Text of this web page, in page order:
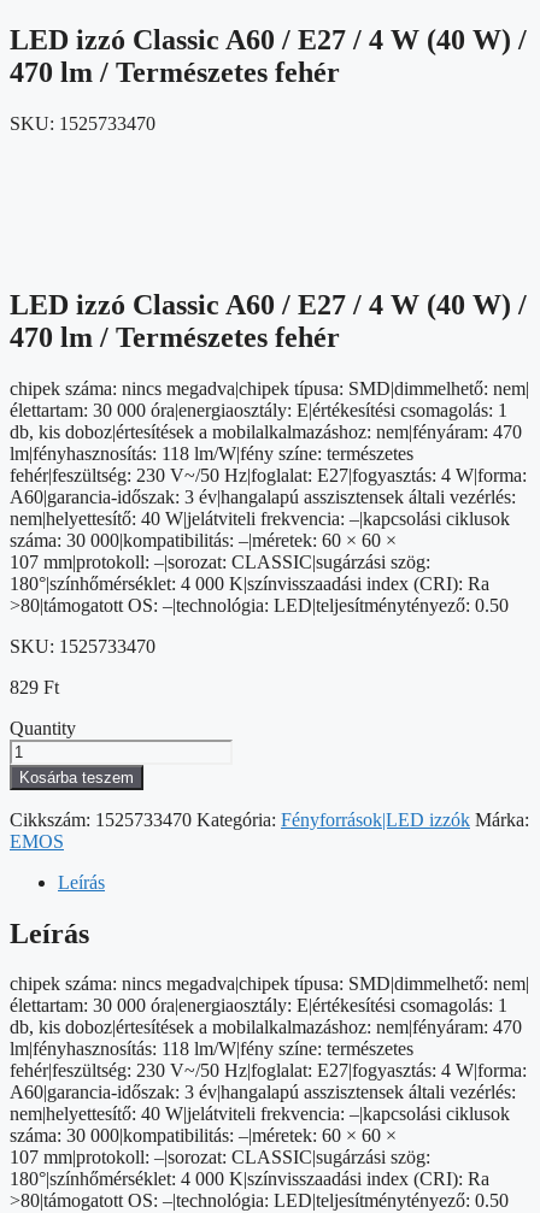
LED izzó Classic A60 / E27 / 4 W (40 W) /
470 lm / Természetes fehér
SKU: 1525733470
LED izzó Classic A60 / E27 / 4 W (40 W) /
470 lm / Természetes fehér
chipek száma: nincs megadva|chipek típusa: SMD|dimmelhető: nem|
élettartam: 30 000 óra|energiaosztály: E|értékesítési csomagolás: 1
db, kis doboz|értesítések a mobilalkalmazáshoz: nem|fényáram: 470
lm|fényhasznosítás: 118 lm/W|fény színe: természetes
fehér|feszültség: 230 V~/50 Hz|foglalat: E27|fogyasztás: 4 W|forma:
A60|garancia-időszak: 3 év|hangalapú asszisztensek általi vezérlés:
nem|helyettesítő: 40 W|jelátviteli frekvencia: –|kapcsolási ciklusok
száma: 30 000|kompatibilitás: –|méretek: 60 × 60 ×
107 mm|protokoll: –|sorozat: CLASSIC|sugárzási szög:
180°|színhőmérséklet: 4 000 K|színvisszaadási index (CRI): Ra
>80|támogatott OS: –|technológia: LED|teljesítménytényező: 0.50
SKU: 1525733470
829 Ft
Quantity
LED
izzó
Classic
A60
/
E27
W
(40
/
470
lm
/
Természetes
fehér
mennyiség
Kosárba teszem
Cikkszám: 1525733470 Kategória: Fényforrások|LED izzók Márka:
EMOS
Leírás
Leírás
chipek száma: nincs megadva|chipek típusa: SMD|dimmelhető: nem|
élettartam: 30 000 óra|energiaosztály: E|értékesítési csomagolás: 1
db, kis doboz|értesítések a mobilalkalmazáshoz: nem|fényáram: 470
lm|fényhasznosítás: 118 lm/W|fény színe: természetes
fehér|feszültség: 230 V~/50 Hz|foglalat: E27|fogyasztás: 4 W|forma:
A60|garancia-időszak: 3 év|hangalapú asszisztensek általi vezérlés:
nem|helyettesítő: 40 W|jelátviteli frekvencia: –|kapcsolási ciklusok
száma: 30 000|kompatibilitás: –|méretek: 60 × 60 ×
107 mm|protokoll: –|sorozat: CLASSIC|sugárzási szög:
180°|színhőmérséklet: 4 000 K|színvisszaadási index (CRI): Ra
>80|támogatott OS: –|technológia: LED|teljesítménytényező: 0.50